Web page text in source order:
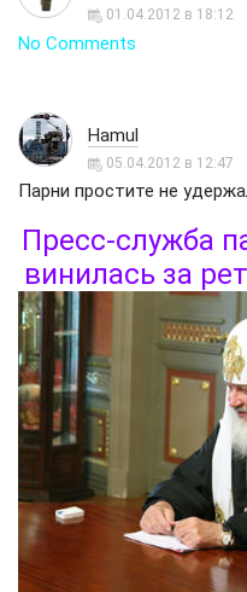
01.04.2012 в 18:12
No Comments
Hamul
05.04.2012 в 12:47
Парни простите не
Пресс-служба
винилась за